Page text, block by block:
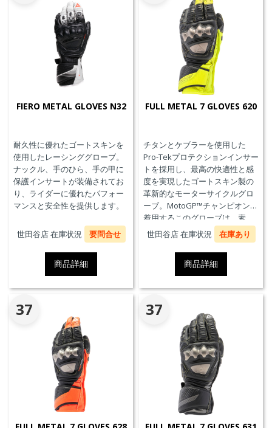
FIERO METAL GLOVES N32
耐久性に優れたゴートスキンを
使用したレーシンググローブ。
ナックル、手のひら、手の甲に
保護インサートが装備されてお
り、ライダーに優れたパフォー
マンスと安全性を提供します。
世田谷店 在庫状況 要問合せ
商品詳細
FULL METAL 7 GLOVES 620
チタンとケブラーを使用した
Pro-Tekプロテクションインサー
トを採用し、最高の快適性と感
度を実現したゴートスキン製の
革新的なモーターサイクルグロ
ーブ。MotoGP™チャンピオンが
着用するこのグローブは、素
材、快適性、プロテクションに
おいて、優れたパフォーマンス
のためにダイネーゼテクノロジ
ーの真髄を表現しています。
世田谷店 在庫状況 在庫あり
商品詳細
37 37